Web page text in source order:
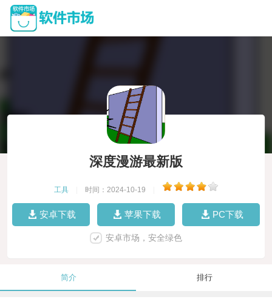
深度漫游最新版
工具 时间：2024-10-19
安卓下载 苹果下载 PC下载
安卓市场，安全绿色
简介 排行